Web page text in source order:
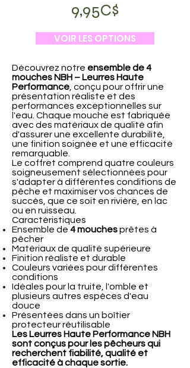
9,95C$
VOIR LES OPTIONS
Découvrez notre ensemble de 4
mouches NBH – Leurres Haute
Performance , conçu pour offrir une
présentation réaliste et des
performances exceptionnelles sur
l'eau. Chaque mouche est fabriquée
avec des matériaux de qualité afin
d'assurer une excellente durabilité,
une finition soignée et une efficacité
remarquable.
Le coffret comprend quatre couleurs
soigneusement sélectionnées pour
s'adapter à différentes conditions de
pêche et maximiser vos chances de
succès, que ce soit en rivière, en lac
ou en ruisseau.
Caractéristiques
Ensemble de 4 mouchesprêtes à
pêcher
Matériaux de qualité supérieure
Finition réaliste et durable
Couleurs variées pour différentes
conditions
Idéales pour la truite, l'omble et
plusieurs autres espèces d'eau
douce
Présentées dans un boîtier
protecteur réutilisable
Les Leurres Haute Performance NBH
sont conçus pour les pêcheurs qui
recherchent fiabilité, qualité et
efficacité à chaque sortie.